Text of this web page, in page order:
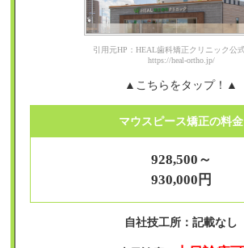
引用元HP：HEAL歯科矯正クリニック公
https://heal-ortho.jp/
▲こちらをタップ！▲
マウスピース矯正の料金
928,500～
930,000円
自社技工所：記載なし